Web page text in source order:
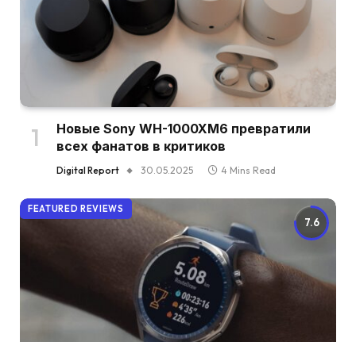
Новые Sony WH-1000XM6 превратили
всех фанатов в критиков
Digital Report 30.05.2025 4 Mins Read
7.6
FEATURED REVIEWS